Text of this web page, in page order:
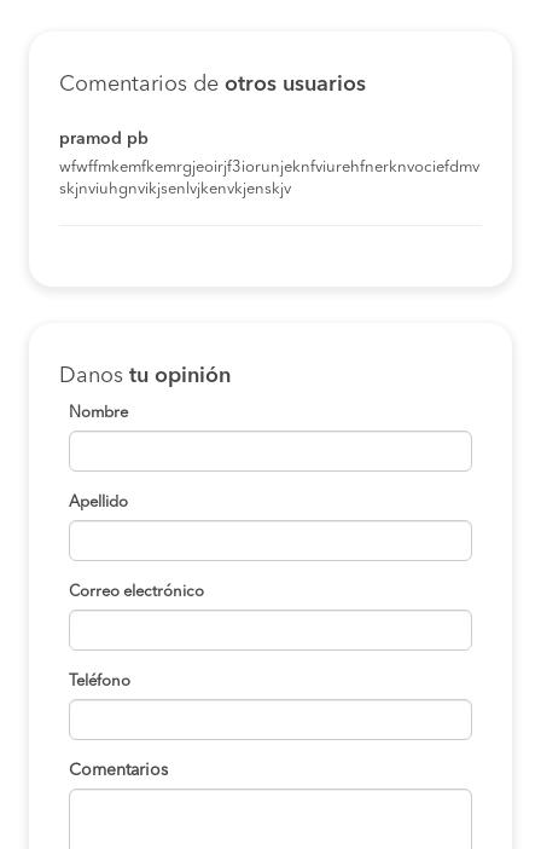
Comentarios de otros usuarios
pramod pb
wfwffmkemfkemrgjeoirjf3iorunjeknfviurehfnerknvociefdmv
skjnviuhgnvikjsenlvjkenvkjenskjv
Danos tu opinión
Nombre
Apellido
Correo electrónico
Teléfono
Comentarios